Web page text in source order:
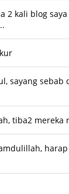
2 kali blog
sayang sebab
tiba2 mereka
harap